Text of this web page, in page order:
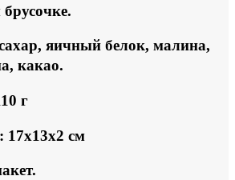
яичный белок, малина,
какао.
г
см